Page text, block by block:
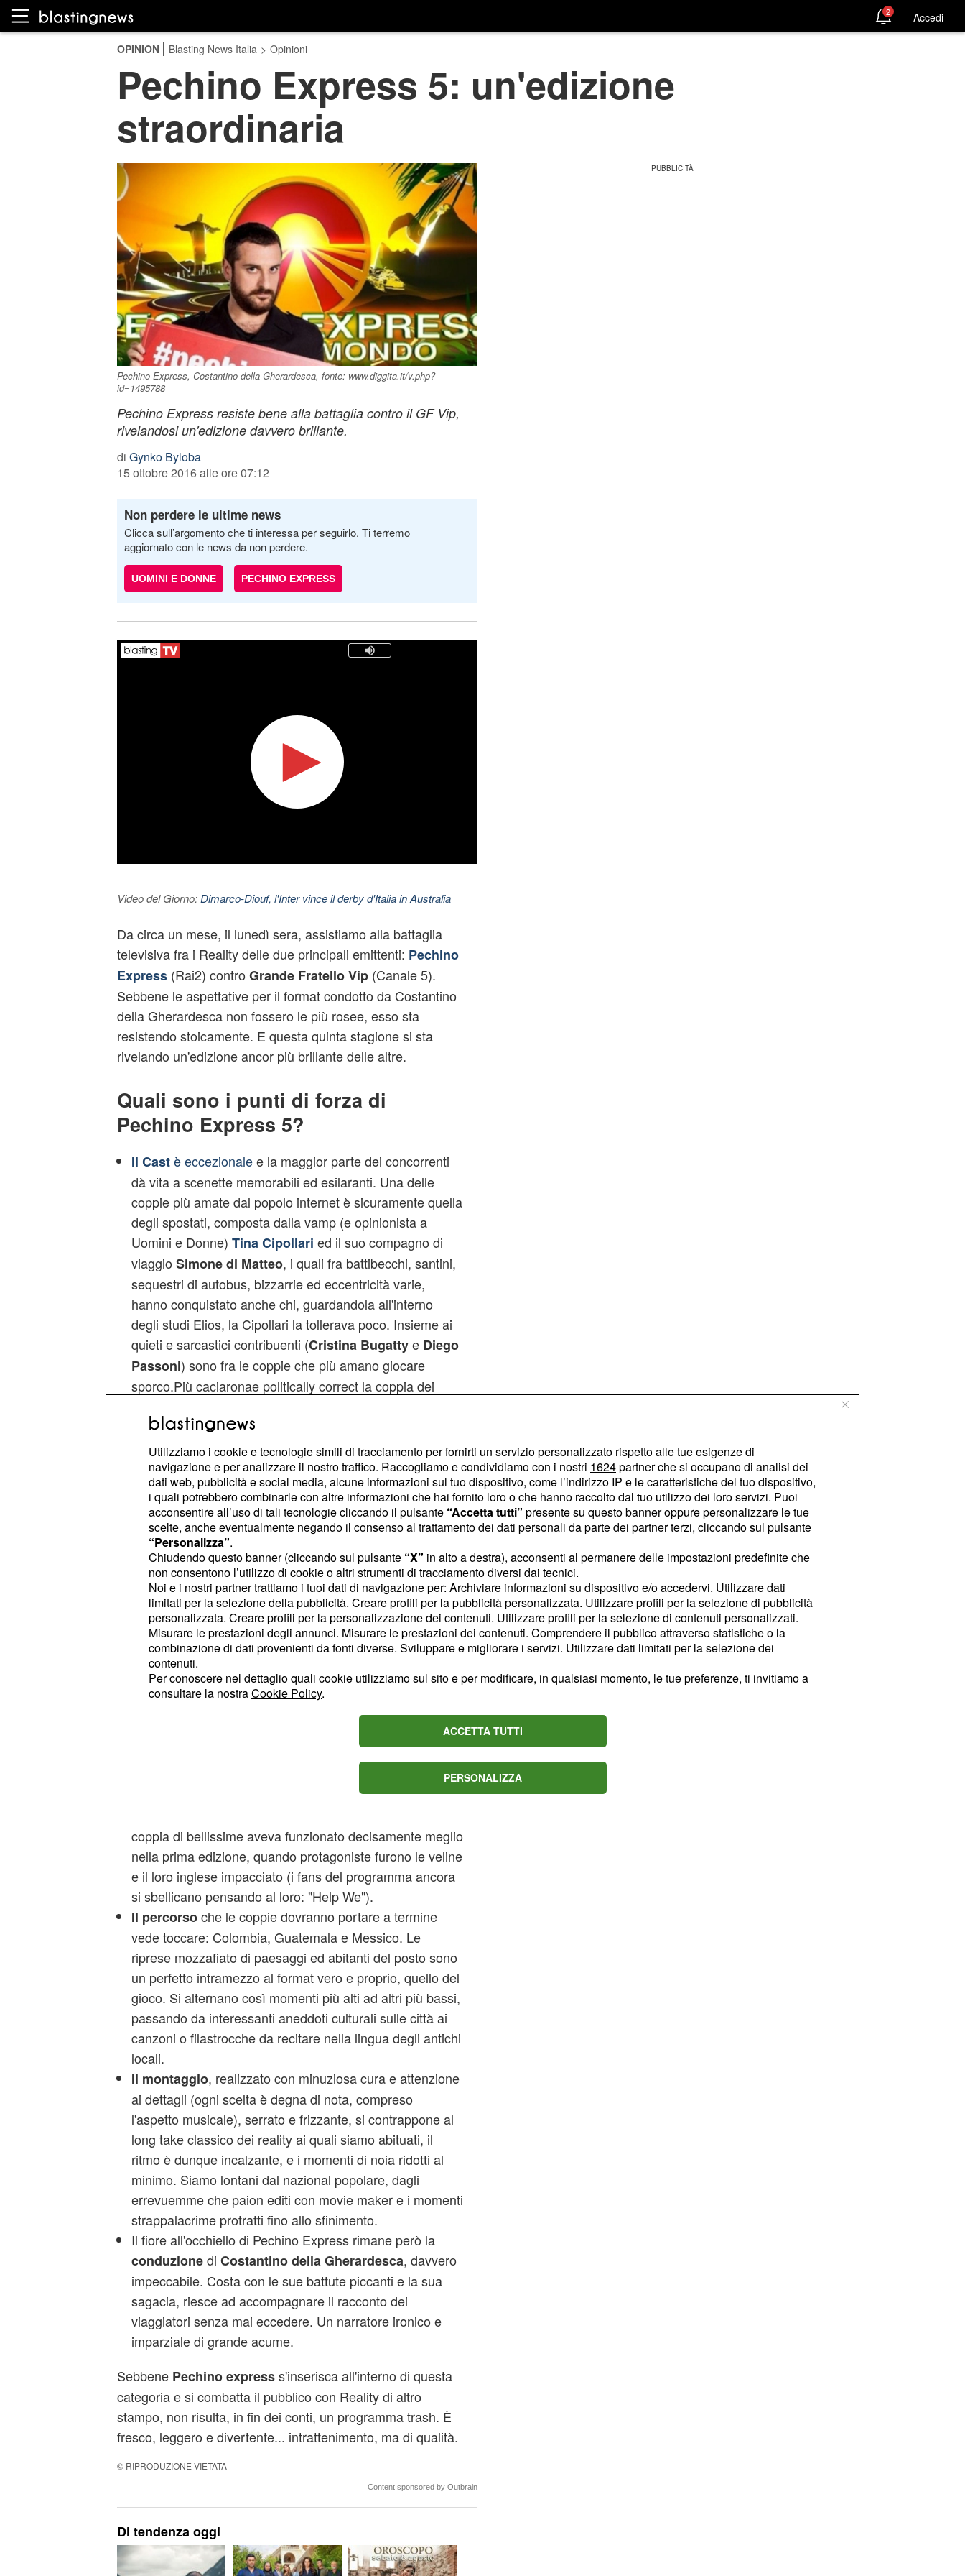
2 Accedi
OPINION Blasting News Italia > Opinioni
Pechino Express 5: un'edizione
straordinaria
Pechino Express, Costantino della Gherardesca, fonte: www.diggita.it/v.php?
id=1495788
Pechino Express resiste bene alla battaglia contro il GF Vip,
rivelandosi un'edizione davvero brillante.
di Gynko Byloba
15 ottobre 2016 alle ore 07:12
Non perdere le ultime news
Clicca sull’argomento che ti interessa per seguirlo. Ti terremo
aggiornato con le news da non perdere.
UOMINI E DONNE PECHINO EXPRESS
Video del Giorno: Dimarco-Diouf, l'Inter vince il derby d'Italia in Australia
Da circa un mese, il lunedì sera, assistiamo alla battaglia
televisiva fra i Reality delle due principali emittenti: Pechino
Express(Rai2) contro Grande Fratello Vip(Canale 5).
Sebbene le aspettative per il format condotto da Costantino
della Gherardesca non fossero le più rosee, esso sta
resistendo stoicamente. E questa quinta stagione si sta
rivelando un'edizione ancor più brillante delle altre.
Quali sono i punti di forza di
Pechino Express 5?
Il Castè eccezionalee la maggior parte dei concorrenti
dà vita a scenette memorabili ed esilaranti. Una delle
coppie più amate dal popolo internet è sicuramente quella
degli spostati, composta dalla vamp (e opinionista a
Uomini e Donne) Tina Cipollari ed il suo compagno di
viaggio Simone di Matteo, i quali fra battibecchi, santini,
sequestri di autobus, bizzarrie ed eccentricità varie,
hanno conquistato anche chi, guardandola all'interno
degli studi Elios, la Cipollari la tollerava poco. Insieme ai
quieti e sarcastici contribuenti (Cristina BugattyeDiego
Passoni) sono fra le coppie che più amano giocare
sporco.Più caciaronae politically correct la coppia dei
StiglianoeAlessandro Tenace
balleriniCarloseXu) mantengono leggero e rilanciano
l'umore del gruppo. Anche gli "antipatici" di quest'edizione
risultano fondamentali per le dinamiche di gruppo, i
coniugi (Francesco SarcinaeClizia Incorvaia) sono
motivo di continue ironie dalla parte dei socialisti. Mentre
le perle filosofiche di Lory del Santo
("Nella vita un
attimo se fortunato, l'attimo dopo sfortunato") o le isterie
sfogate sul suo toyb..ehm.. compagnoMarcus, sono
momenti ormai irrinunciabili per gli affezionati al
programma. Esperimento nuovo, presentato durante la
puntata d'esordio è quello degliestranei: una coppia
formata da due sconosciuti, incontratisi per la prima volta
alla partenza. Il risultato, in questo caso, è davvero
Silvia Farina, al suo
antipatica senza che lei se ne renda minimamente conto.
giusta, e la mancata presenza delle naturali (Benedetta
coppia di bellissime aveva funzionato decisamente meglio
nella prima edizione, quando protagoniste furono le veline
e il loro inglese impacciato (i fans del programma ancora
si sbellicano pensando al loro: "Help We").
Il percorsoche le coppie dovranno portare a termine
vede toccare: Colombia, Guatemala e Messico. Le
riprese mozzafiato di paesaggi ed abitanti del posto sono
un perfetto intramezzo al format vero e proprio, quello del
gioco. Si alternano così momenti più alti ad altri più bassi,
passando da interessanti aneddoti culturali sulle città ai
canzoni o filastrocche da recitare nella lingua degli antichi
locali.
Il montaggio, realizzato con minuziosa cura e attenzione
ai dettagli (ogni scelta è degna di nota, compreso
l'aspetto musicale), serrato e frizzante, si contrappone al
long take classico dei reality ai quali siamo abituati, il
ritmo è dunque incalzante, e i momenti di noia ridotti al
minimo. Siamo lontani dal nazional popolare, dagli
errevuemme che paion editi con movie maker e i momenti
strappalacrime protratti fino allo sfinimento.
Il fiore all'occhiello di Pechino Express rimane però la
conduzionedi Costantino della Gherardesca, davvero
impeccabile. Costa con le sue battute piccanti e la sua
sagacia, riesce ad accompagnare il racconto dei
viaggiatori senza mai eccedere. Un narratore ironico e
imparziale di grande acume.
Sebbene Pechino expresss'inserisca all'interno di questa
categoria e si combatta il pubblico con Reality di altro
stampo, non risulta, in fin dei conti, un programma trash. È
fresco, leggero e divertente... intrattenimento, ma di qualità.
© RIPRODUZIONE VIETATA
Content sponsored by Outbrain
Di tendenza oggi
Utilizziamo i cookie e tecnologie simili di tracciamento per fornirti un servizio personalizzato rispetto alle tue esigenze di
navigazione e per analizzare il nostro traffico. Raccogliamo e condividiamo con i nostri 1624partner che si occupano di analisi dei
dati web, pubblicità e social media, alcune informazioni sul tuo dispositivo, come l’indirizzo IP e le caratteristiche del tuo dispositivo,
i quali potrebbero combinarle con altre informazioni che hai fornito loro o che hanno raccolto dal tuo utilizzo dei loro servizi. Puoi
acconsentire all’uso di tali tecnologie cliccando il pulsante “Accetta tutti” presente su questo banner oppure personalizzare le tue
scelte, anche eventualmente negando il consenso al trattamento dei dati personali da parte dei partner terzi, cliccando sul pulsante
“Personalizza”.
Chiudendo questo banner (cliccando sul pulsante “X” in alto a destra), acconsenti al permanere delle impostazioni predefinite che
non consentono l’utilizzo di cookie o altri strumenti di tracciamento diversi dai tecnici.
Noi e i nostri partner trattiamo i tuoi dati di navigazione per: Archiviare informazioni su dispositivo e/o accedervi. Utilizzare dati
limitati per la selezione della pubblicità. Creare profili per la pubblicità personalizzata. Utilizzare profili per la selezione di pubblicità
personalizzata. Creare profili per la personalizzazione dei contenuti. Utilizzare profili per la selezione di contenuti personalizzati.
Misurare le prestazioni degli annunci. Misurare le prestazioni dei contenuti. Comprendere il pubblico attraverso statistiche o la
combinazione di dati provenienti da fonti diverse. Sviluppare e migliorare i servizi. Utilizzare dati limitati per la selezione dei
contenuti.
Per conoscere nel dettaglio quali cookie utilizziamo sul sito e per modificare, in qualsiasi momento, le tue preferenze, ti invitiamo a
consultare la nostraCookie Policy.
ACCETTA TUTTI
PERSONALIZZA